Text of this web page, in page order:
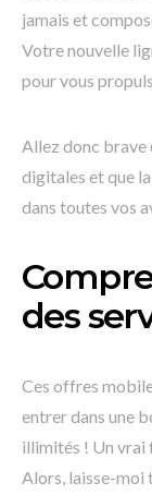
jamais et
Votre nouvelle
pour vous
Allez donc brave
digitales et que
dans toutes vos
des
Ces offres
entrer dans une
illimités ! Un vrai
Alors, laisse-moi